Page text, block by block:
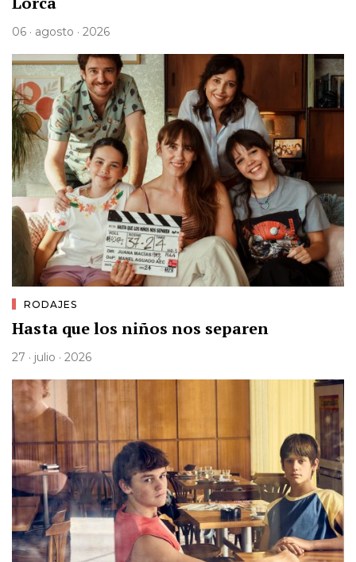
06 · agosto · 2026
RODAJES
Hasta que los niños nos separen
27 · julio · 2026